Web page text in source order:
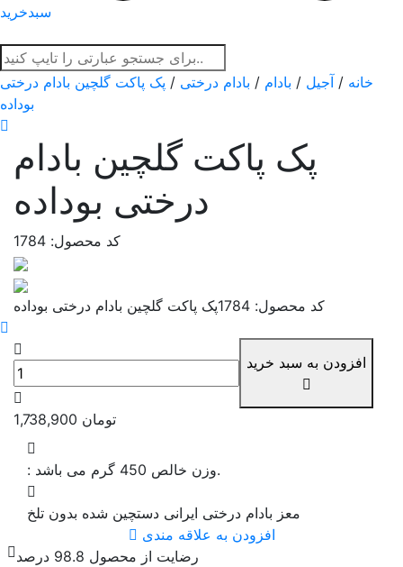
سبدخرید
خانه / آجیل / بادام / بادام درختی / پک پاکت گلچین بادام درختی
بوداده
پک پاکت گلچین بادام
درختی بوداده
کد محصول: 1784
پک پاکت گلچین بادام درختی بوداده کد محصول: 1784
افزودن به سبد خرید
1,738,900 تومان
: وزن خالص 450 گرم می باشد.
معز بادام درختی ایرانی دستچین شده بدون تلخ
افزودن به علاقه مندی
رضایت از محصول 98.8 درصد